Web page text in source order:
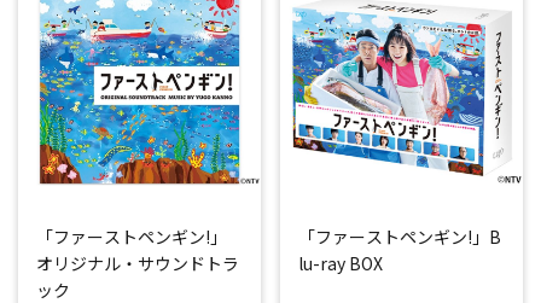
「ファーストペンギン!」
オリジナル・サウンドトラ
ック
「ファーストペンギン!」B
lu-ray BOX